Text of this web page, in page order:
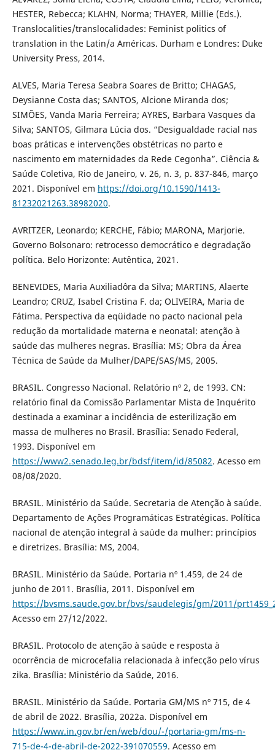
HESTER, Rebecca; KLAHN, Norma; THAYER, Millie (Eds.).
Translocalities/translocalidades: Feminist politics of
translation in the Latin/a Américas. Durham e Londres: Duke
University Press, 2014.
ALVES, Maria Teresa Seabra Soares de Britto; CHAGAS,
Deysianne Costa das; SANTOS, Alcione Miranda dos;
SIMÕES, Vanda Maria Ferreira; AYRES, Barbara Vasques da
Silva; SANTOS, Gilmara Lúcia dos. “Desigualdade racial nas
boas práticas e intervenções obstétricas no parto e
nascimento em maternidades da Rede Cegonha”. Ciência &
Saúde Coletiva, Rio de Janeiro, v. 26, n. 3, p. 837-846, março
2021. Disponível em https://doi.org/10.1590/1413-
81232021263.38982020.
AVRITZER, Leonardo; KERCHE, Fábio; MARONA, Marjorie.
Governo Bolsonaro: retrocesso democrático e degradação
política. Belo Horizonte: Autêntica, 2021.
BENEVIDES, Maria Auxiliadôra da Silva; MARTINS, Alaerte
Leandro; CRUZ, Isabel Cristina F. da; OLIVEIRA, Maria de
Fátima. Perspectiva da eqüidade no pacto nacional pela
redução da mortalidade materna e neonatal: atenção à
saúde das mulheres negras. Brasília: MS; Obra da Área
Técnica de Saúde da Mulher/DAPE/SAS/MS, 2005.
BRASIL. Congresso Nacional. Relatório nº 2, de 1993. CN:
relatório final da Comissão Parlamentar Mista de Inquérito
destinada a examinar a incidência de esterilização em
massa de mulheres no Brasil. Brasília: Senado Federal,
1993. Disponível em
https://www2.senado.leg.br/bdsf/item/id/85082. Acesso em
08/08/2020.
BRASIL. Ministério da Saúde. Secretaria de Atenção à saúde.
Departamento de Ações Programáticas Estratégicas. Política
nacional de atenção integral à saúde da mulher: princípios
e diretrizes. Brasília: MS, 2004.
BRASIL. Ministério da Saúde. Portaria nº 1.459, de 24 de
junho de 2011. Brasília, 2011. Disponível em
https://bvsms.saude.gov.br/bvs/saudelegis/gm/2011/
Acesso em 27/12/2022.
BRASIL. Protocolo de atenção à saúde e resposta à
ocorrência de microcefalia relacionada à infecção pelo vírus
zika. Brasília: Ministério da Saúde, 2016.
BRASIL. Ministério da Saúde. Portaria GM/MS nº 715, de 4
de abril de 2022. Brasília, 2022a. Disponível em
https://www.in.gov.br/en/web/dou/-/portaria-gm/ms-n-
715-de-4-de-abril-de-2022-391070559. Acesso em